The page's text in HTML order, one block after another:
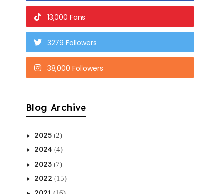
13,000 Fans
3279 Followers
38,000 Followers
Blog Archive
► 2025 (2)
► 2024 (4)
► 2023 (7)
► 2022 (15)